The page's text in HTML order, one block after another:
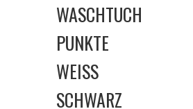
WASCHTUCH
PUNKTE
WEISS
SCHWARZ